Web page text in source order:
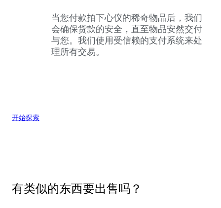
当您付款拍下心仪的稀奇物品后，我们
会确保货款的安全，直至物品安然交付
与您。我们使用受信赖的支付系统来处
理所有交易。
开始探索
有类似的东西要出售吗？